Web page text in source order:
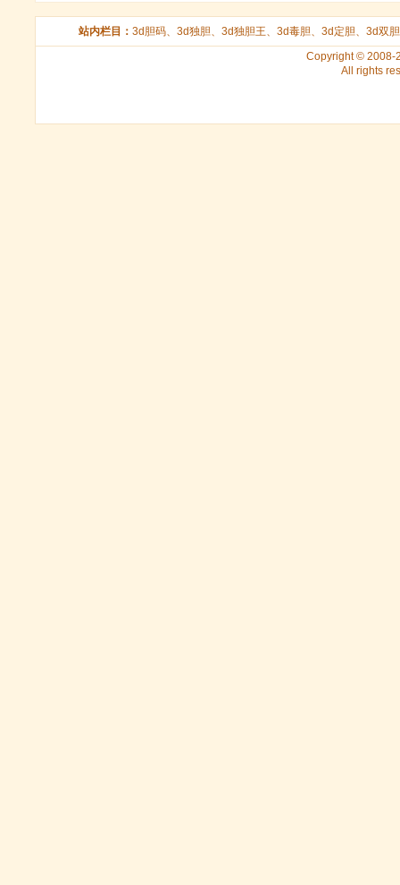
站内栏目： 3d胆码、 3d独胆、 3d独胆王、 3d毒胆、 3d定胆、 3d双胆
Copyright © 2008-
All rights